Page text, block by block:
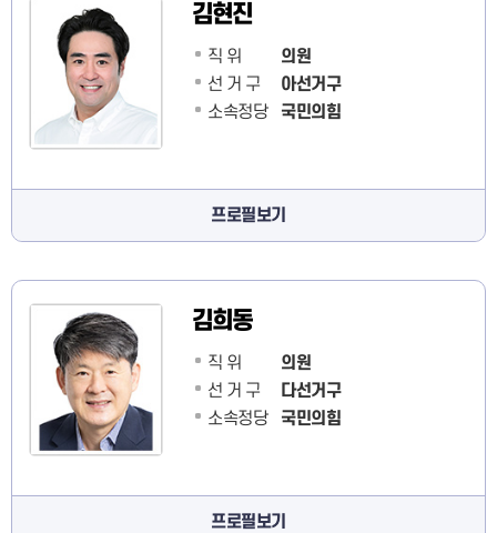
김현진
직 위
의원
선 거 구
아선거구
소속정당
국민의힘
프로필보기
김희동
직 위
의원
선 거 구
다선거구
소속정당
국민의힘
프로필보기